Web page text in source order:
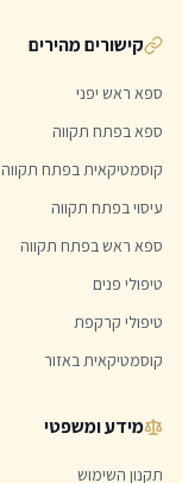
קישורים מהירים
ספא ראש יפני
ספא בפתח תקווה
קוסמטיקאית בפתח תקווה
עיסוי בפתח תקווה
ספא ראש בפתח תקווה
טיפולי פנים
טיפולי קרקפת
קוסמטיקאית באזור
מידע ומשפטי
תקנון השימוש